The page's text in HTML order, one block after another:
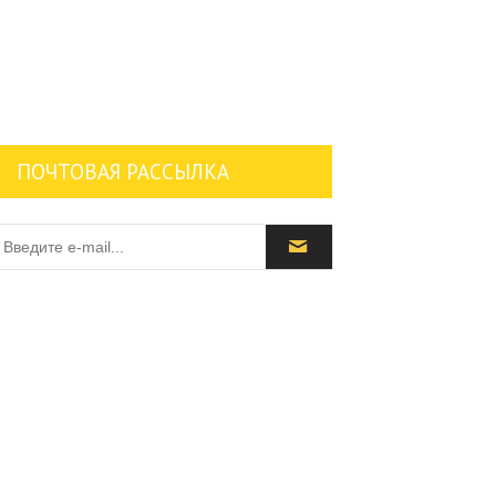
ПОЧТОВАЯ РАССЫЛКА